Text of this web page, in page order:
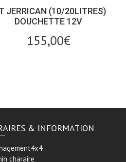
JERRICAN (10/20LITRES)
DOUCHETTE 12V
155,00€
& INFORMATION
charaire